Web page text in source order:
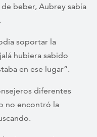
beber, Aubrey sabía
soportar la
hubiera sabido
en ese lugar”.
diferentes
no encontró la